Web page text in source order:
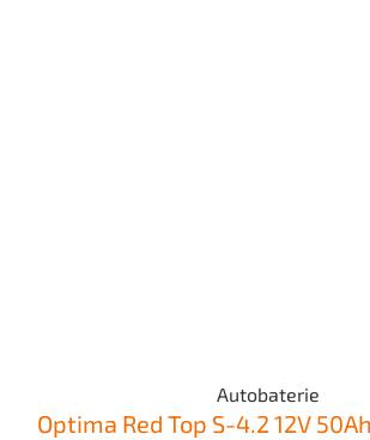
Autobaterie
Optima Red Top S-4.2 12V